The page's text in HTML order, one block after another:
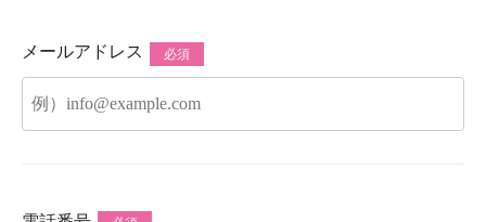
メールアドレス 必須